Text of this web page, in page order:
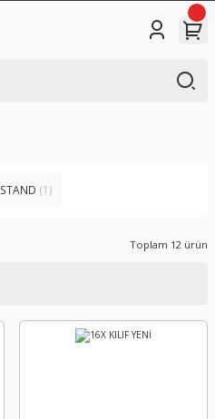
STAND (1)
Toplam 12 ürün